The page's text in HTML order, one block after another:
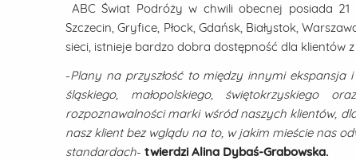
ABC Świat Podróży w chwili obecnej posiada
Szczecin, Gryfice, Płock, Gdańsk, Białystok,
sieci, istnieje bardzo dobra dostępność dla klientów z
-Plany na przyszłość to między innymi ekspansja
śląskiego, małopolskiego, świętokrzyskiego
rozpoznawalności marki wśród naszych klientów,
nasz klient bez wglądu na to, w jakim mieście nas
standardach- twierdzi Alina Dybaś-Grabowska.